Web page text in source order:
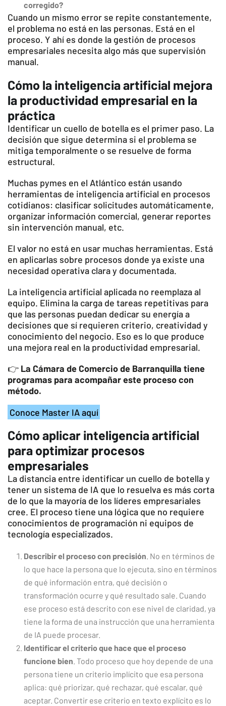
corregido?
Cuando un mismo error se repite constantemente,
el problema no está en las personas. Está en el
proceso. Y ahí es donde la gestión de procesos
empresariales necesita algo más que supervisión
manual.
Cómo la inteligencia artificial mejora
la productividad empresarial en la
práctica
Identificar un cuello de botella es el primer paso. La
decisión que sigue determina si el problema se
mitiga temporalmente o se resuelve de forma
estructural.
Muchas pymes en el Atlántico están usando
herramientas de inteligencia artificial en procesos
cotidianos: clasificar solicitudes automáticamente,
organizar información comercial, generar reportes
sin intervención manual, etc.
El valor no está en usar muchas herramientas. Está
en aplicarlas sobre procesos donde ya existe una
necesidad operativa clara y documentada.
La inteligencia artificial aplicada no reemplaza al
equipo. Elimina la carga de tareas repetitivas para
que las personas puedan dedicar su energía a
decisiones que sí requieren criterio, creatividad y
conocimiento del negocio. Eso es lo que produce
una mejora real en la productividad empresarial.
👉 La Cámara de Comercio de Barranquilla tiene
programas para acompañar este proceso con
método.
Conoce Master IA aquí
Cómo aplicar inteligencia artificial
para optimizar procesos
empresariales
La distancia entre identificar un cuello de botella y
tener un sistema de IA que lo resuelva es más corta
de lo que la mayoría de los líderes empresariales
cree. El proceso tiene una lógica que no requiere
conocimientos de programación ni equipos de
tecnología especializados.
Describir el proceso con precisión. No en términos de
lo que hace la persona que lo ejecuta, sino en términos
de qué información entra, qué decisión o
transformación ocurre y qué resultado sale. Cuando
ese proceso está descrito con ese nivel de claridad, ya
tiene la forma de una instrucción que una herramienta
de IA puede procesar.
Identificar el criterio que hace que el proceso
funcione bien. Todo proceso que hoy depende de una
persona tiene un criterio implícito que esa persona
aplica: qué priorizar, qué rechazar, qué escalar, qué
aceptar. Convertir ese criterio en texto explícito es lo